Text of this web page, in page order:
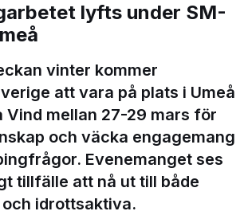
lyfts under SM-
vinter kommer
att vara på plats i Umeå
Vind mellan 27-29 mars för
och väcka engagemang
Evenemanget ses
tillfälle att nå ut till både
idrottsaktiva.